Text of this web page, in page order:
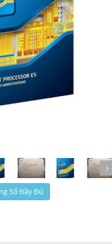
Số Đầy Đủ